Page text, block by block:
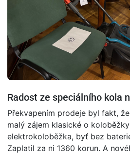
Radost ze speciálního kola
Překvapením prodeje byl fakt,
malý zájem klasické o
elektrokoloběžka, byť bez
Zaplatil za ni 1360 korun. A